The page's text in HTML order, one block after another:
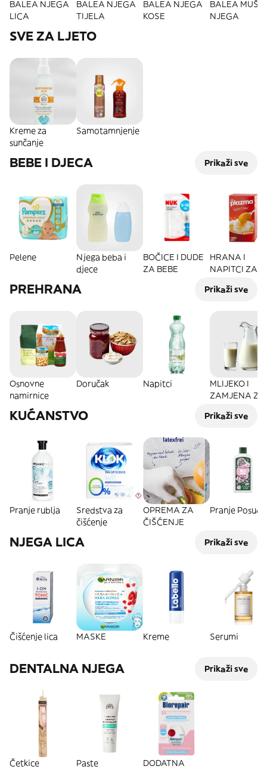
BALEA NJEGA
LICA
BALEA NJEGA
TIJELA
BALEA NJEGA
KOSE
BALEA
NJEGA
SVE ZA LJETO
Kreme za
sunčanje
Samotamnjenje
BEBE I DJECA Prikaži sve
Pelene
Njega beba i
djece
BOČICE I DUDE
ZA BEBE
HRANA I
NAPITCI ZA
PREHRANA Prikaži sve
Osnovne
namirnice
Doručak Napitci
MLIJEKO I
ZAMJENA ZA
KUĆANSTVO Prikaži sve
Pranje rublja
Sredstva za
čišćenje
OPREMA ZA
ČIŠĆENJE
Pranje Posuđa
NJEGA LICA Prikaži sve
Čišćenje lica MASKE Kreme Serumi
DENTALNA NJEGA Prikaži sve
Četkice Paste
DODATNA